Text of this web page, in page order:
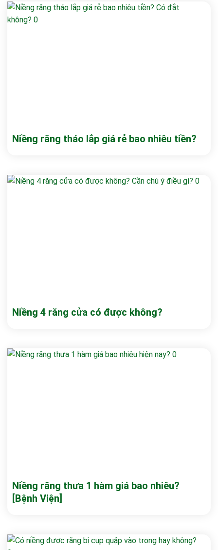
Niềng răng tháo lắp giá rẻ bao nhiêu tiền?
Niềng 4 răng cửa có được không?
Niềng răng thưa 1 hàm giá bao nhiêu?
[Bệnh Viện]